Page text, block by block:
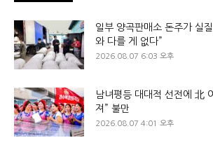
일부 양곡판매소 돈주가 실
와 다를 게 없다”
2026.08.07 6:03 오후
남녀평등 대대적 선전에 北
져” 불만
2026.08.07 4:01 오후